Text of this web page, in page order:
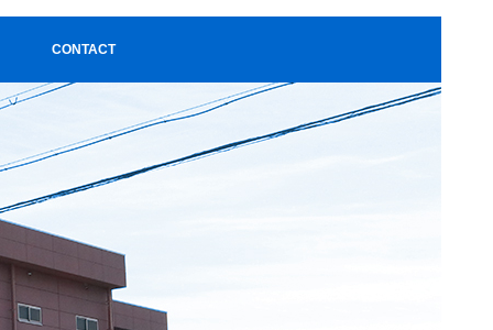
CONTACT